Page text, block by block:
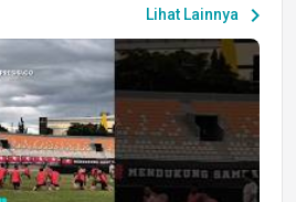
Lihat Lainnya chevron_right